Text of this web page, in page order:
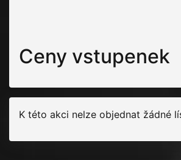
Ceny vstupenek
K této akci nelze objednat žádné